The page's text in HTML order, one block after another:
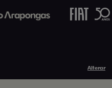
Alterar